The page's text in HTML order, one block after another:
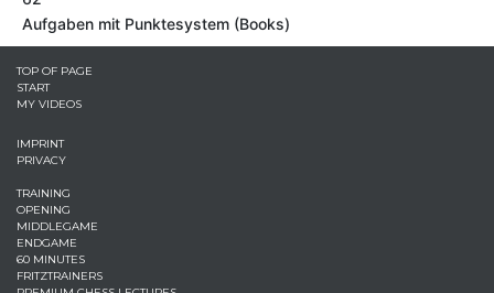
Aufgaben mit Punktesystem (Books)
TOP OF PAGE
START
MY VIDEOS
IMPRINT
PRIVACY
TRAINING
OPENING
MIDDLEGAME
ENDGAME
60 MINUTES
FRITZTRAINERS